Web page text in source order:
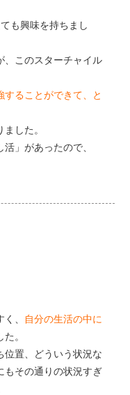
も興味を持ちまし
、このスターチャイル
することができて、と
した。
」があったので、
、
自分の生活の中に
。
位置、どういう状況な
もその通りの状況すぎ